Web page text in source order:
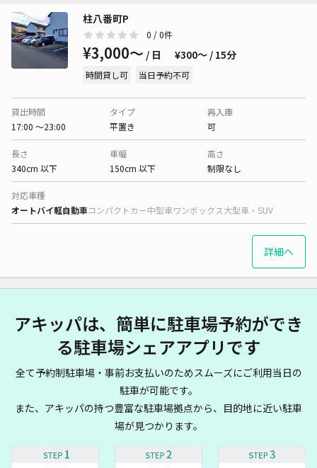
柱八番町P
0 / 0件
¥3,000〜 / 日 ¥300〜 / 15分
時間貸し可 当日予約不可
貸出時間
17:00 〜23:00
タイプ
平置き
再入庫
可
長さ
340cm 以下
車幅
150cm 以下
高さ
制限なし
対応車種
オートバイ軽自動車コンパクトカー中型車ワンボックス大型車・SUV
詳細へ
アキッパは、簡単に駐車場予約ができ
る駐車場シェアアプリです
全て予約制駐車場・事前お支払いのためスムーズにご利用当日の
駐車が可能です。
また、アキッパの持つ豊富な駐車場拠点から、目的地に近い駐車
場が見つかります。